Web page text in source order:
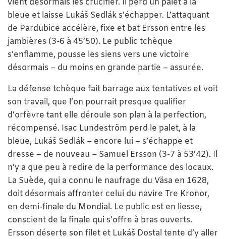
bleue et laisse Lukáš Sedlák s’échapper. L’attaquant
de Pardubice accélère, fixe et bat Ersson entre les
jambières (3-6 à 45’50). Le public tchèque
s’enflamme, pousse les siens vers une victoire
désormais – du moins en grande partie – assurée.
La défense tchèque fait barrage aux tentatives et voit
son travail, que l’on pourrait presque qualifier
d’orfèvre tant elle déroule son plan à la perfection,
récompensé. Isac Lundeström perd le palet, à la
bleue, Lukáš Sedlák – encore lui – s’échappe et
dresse – de nouveau – Samuel Ersson (3-7 à 53’42). Il
n’y a que peu à redire de la performance des locaux.
La Suède, qui a connu le naufrage du Väsa en 1628,
doit désormais affronter celui du navire Tre Kronor,
en demi-finale du Mondial. Le public est en liesse,
conscient de la finale qui s’offre à bras ouverts.
Ersson déserte son filet et Lukáš Dostal tente d’y aller